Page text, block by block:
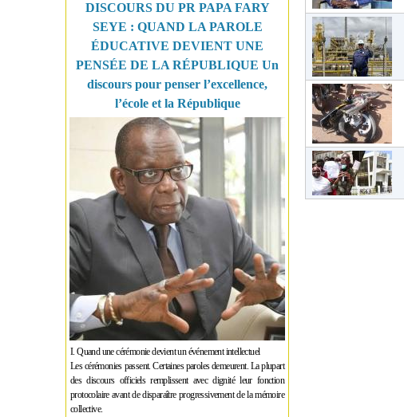
DISCOURS DU PR PAPA FARY
SEYE : QUAND LA PAROLE
ÉDUCATIVE DEVIENT UNE
PENSÉE DE LA RÉPUBLIQUE Un
discours pour penser l’excellence,
l’école et la République
I. Quand une cérémonie devient un événement intellectuel
Les cérémonies passent. Certaines paroles demeurent. La plupart
des discours officiels remplissent avec dignité leur fonction
protocolaire avant de disparaître progressivement de la mémoire
collective.